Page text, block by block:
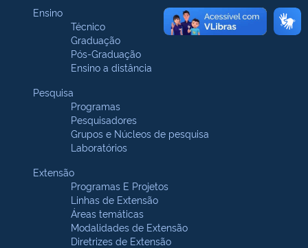
Ensino
Técnico
Graduação
Pós-Graduação
Ensino a distância
Pesquisa
Programas
Pesquisadores
Grupos e Núcleos de pesquisa
Laboratórios
Extensão
Programas E Projetos
Linhas de Extensão
Áreas temáticas
Modalidades de Extensão
Diretrizes de Extensão